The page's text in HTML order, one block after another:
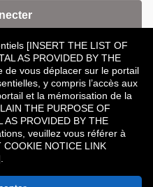
[INSERT THE LIST OF
AS PROVIDED BY THE
de vous déplacer sur le portail
y compris l’accès aux
et la mémorisation de la
THE PURPOSE OF
AS PROVIDED BY THE
veuillez vous référer à
NOTICE LINK
?Enregistrer